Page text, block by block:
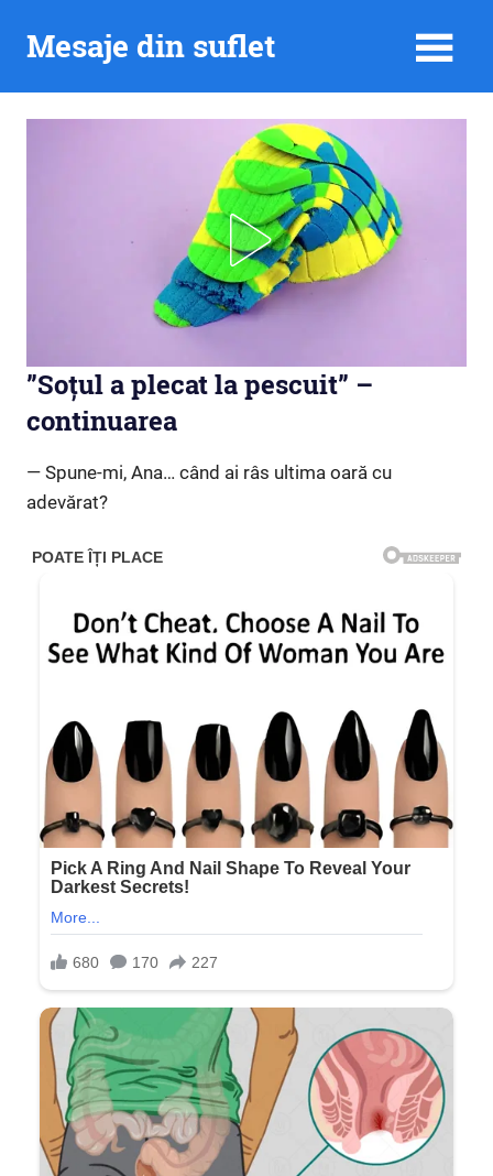
Mesaje din suflet
”Soțul a plecat la pescuit” –
continuarea
— Spune-mi, Ana… când ai râs ultima oară cu
adevărat?